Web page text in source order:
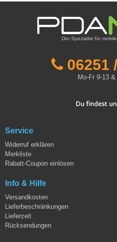
Der Spezialist für
06251
Mo-Fr 9-13
Service
Widerruf erklären
Merkliste
Rabatt-Coupon einlösen
Info & Hilfe
Versandkosten
Lieferbeschränkungen
Lieferzeit
Rücksendungen